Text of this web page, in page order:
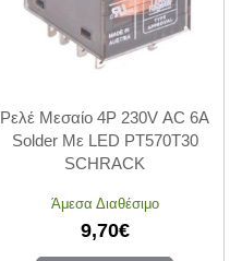
Ρελέ Μεσαίο 4P 230V AC 6A
Solder Με LED PT570T30
SCHRACK
Άμεσα Διαθέσιμο
9,70€